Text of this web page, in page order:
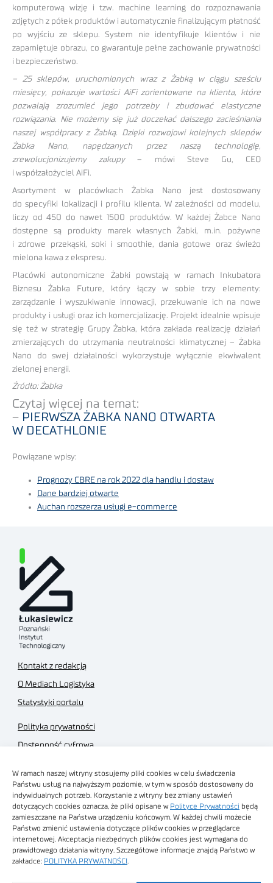
W ramach naszej witryny stosujemy pliki cookies w celu świadczenia
Państwu usług na najwyższym poziomie, w tym w sposób dostosowany do
indywidualnych potrzeb. Korzystanie z witryny bez zmiany ustawień
dotyczących cookies oznacza, że pliki opisane w Polityce Prywatności będą
zamieszczane na Państwa urządzeniu końcowym. W każdej chwili możecie
Państwo zmienić ustawienia dotyczące plików cookies w przeglądarce
internetowej. Akceptacja niezbędnych plików cookies jest wymagana do
prawidłowego działania witryny. Szczegółowe informacje znajdą Państwo w
zakładce: POLITYKA PRYWATNOŚCI
komputerową wizję i tzw. machine learning do rozpoznawania
zdjętych z półek produktów i automatycznie finalizującym płatność
po wyjściu ze sklepu. System nie identyfikuje klientów i nie
zapamiętuje obrazu, co gwarantuje pełne zachowanie prywatności
i bezpieczeństwo.
– 25 sklepów, uruchomionych wraz z Żabką w ciągu sześciu
miesięcy, pokazuje wartości AiFi zorientowane na klienta, które
pozwalają zrozumieć jego potrzeby i zbudować elastyczne
rozwiązania. Nie możemy się już doczekać dalszego zacieśniania
naszej współpracy z Żabką. Dzięki rozwojowi kolejnych sklepów
Żabka Nano, napędzanych przez naszą technologię,
zrewolucjonizujemy zakupy– mówi Steve Gu, CEO
i współzałożyciel AiFi.
Asortyment w placówkach Żabka Nano jest dostosowany
do specyfiki lokalizacji i profilu klienta. W zależności od modelu,
liczy od 450 do nawet 1500 produktów. W każdej Żabce Nano
dostępne są produkty marek własnych Żabki, m.in. pożywne
i zdrowe przekąski, soki i smoothie, dania gotowe oraz świeżo
mielona kawa z ekspresu.
Placówki autonomiczne Żabki powstają w ramach Inkubatora
Biznesu Żabka Future, który łączy w sobie trzy elementy:
zarządzanie i wyszukiwanie innowacji, przekuwanie ich na nowe
produkty i usługi oraz ich komercjalizację. Projekt idealnie wpisuje
się też w strategię Grupy Żabka, która zakłada realizację działań
zmierzających do utrzymania neutralności klimatycznej – Żabka
Nano do swej działalności wykorzystuje wyłącznie ekwiwalent
zielonej energii.
Źródło: Żabka
Czytaj więcej na temat:
– PIERWSZA ŻABKA NANO OTWARTA
W DECATHLONIE
Powiązane wpisy:
Prognozy CBRE na rok 2022 dla handlu i dostaw
Dane bardziej otwarte
Auchan rozszerza usługi e-commerce
Kontakt z redakcją
O Mediach Logistyka
Statystyki portalu
Polityka prywatności
Dostępność cyfrowa
Regulamin sklepu
Obrazy stockowe
autorstwa